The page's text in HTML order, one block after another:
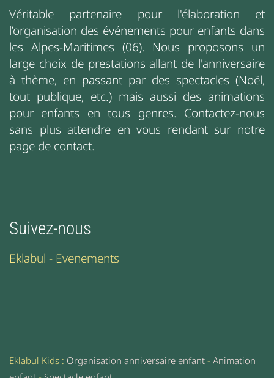
Véritable partenaire pour l'élaboration et
l’organisation des événements pour enfants dans
les Alpes-Maritimes (06). Nous proposons un
large choix de prestations allant de l'anniversaire
à thème, en passant par des spectacles (Noël,
tout publique, etc.) mais aussi des animations
pour enfants en tous genres. Contactez-nous
sans plus attendre en vous rendant sur notre
page de contact.
Suivez-nous
Eklabul - Evenements
Eklabul Kids : Organisation anniversaire enfant - Animation